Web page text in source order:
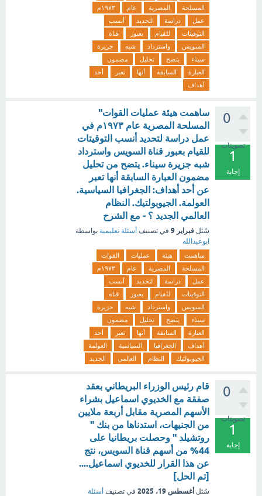
المسلحة
المصرية عام
١٩٧٣م
عمل
دراسة لتحديد
أنسب
التوقيتات
للقيام بعبور
قناة
السويس
واسترداد شبه
جزيرة
سيناء
يتضح تحليل
مضمون
العبارة
السابقة أنها تعبر
أحد
أهداف
0
تصويتات
1
إجابة
ساهمت هيئة عمليات القوات"
المسلحة المصرية عام ١٩٧٣م في
عمل دراسة لتحديد أنسب التوقيتات
للقيام بعبور قناة السويس واسترداد
شبه جزيرة سيناء. يتضح من تحليل
مضمون العبارة السابقة أنها تعبر
عن أحد أهداف: الجغرافيا السياسية.
العولمة. الجيوبولتيك. النظام
العالمي الجديد ؟ - مع الشرح
سُئل فبراير 9 في تصنيف أسئلة تعليمية بواسطة
ابوعبدالله
ساهمت هيئة عمليات
القوات
المسلحة
المصرية عام
١٩٧٣م
عمل
دراسة لتحديد
أنسب
التوقيتات
للقيام بعبور
قناة
السويس
واسترداد شبه
جزيرة
سيناء
يتضح تحليل
مضمون
العبارة
السابقة أنها تعبر
أحد
أهداف
الجغرافيا السياسية
العولمة
الجيوبولتيك
النظام العالمي الجديد
0
تصويتات
1
إجابة
قام رئيس الوزراء البريطاني بعقد
صفقة مع الخديوي اسماعيل بشراء
الأسهم المصرية مقابل أربعة ملايين
من الجنيهات، استدناها من بنك "
روتشيلد " وحصلت بريطانيا على
44% من أسهم قناة السويس، نتج
عن هذا القرار للخديوي اسماعيل....
[تم الحل]
سُئل أغسطس 19، 2025 في تصنيف أسئلة